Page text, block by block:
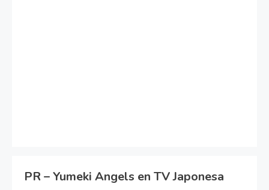
PR – Yumeki Angels en TV Japonesa